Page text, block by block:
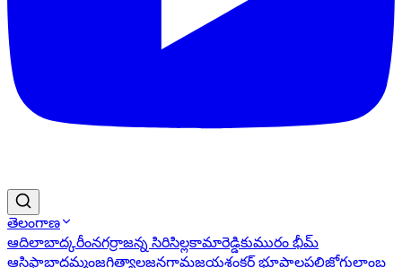
తెలంగాణ
ఆదిలాబాద్కరీంనగర్రాజన్న సిరిసిల్లకామారెడ్డికుమురం భీమ్
ఆసిఫాబాద్ఖమ్మంజగిత్యాలజనగామజయశంకర్ భూపాలపల్లిజోగులాంబ